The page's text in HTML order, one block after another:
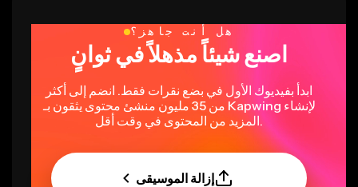
هل أنت جاهز؟
اصنع شيئاً مذهلاً في ثوانٍ
ابدأ بفيديوك الأول في بضع نقرات فقط. انضم إلى أكثر
من 35 مليون منشئ محتوى يثقون بـ Kapwing لإنشاء
المزيد من المحتوى في وقت أقل.
إزالة الموسيقى